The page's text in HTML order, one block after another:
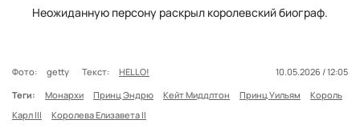
Неожиданную персону раскрыл королевский биограф.
Фото: getty Текст: HELLO!
10.05.2026 / 12:05
Теги:
Монархи Принц Эндрю Кейт Миддлтон Принц Уильям
Король
Карл III
Королева Елизавета II